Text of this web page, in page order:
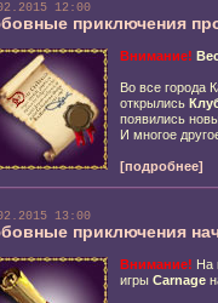
12:00
приключения
Внимание!
Во все города
открылись
появились
И многое
[подробнее]
13:00
приключения
Внимание! На
игры Carnage